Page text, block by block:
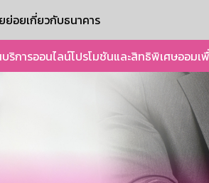
ย่อยเกี่ยวกับธนาคาร
บริการออนไลน์โปรโมชันและสิทธิพิเศษออมเ